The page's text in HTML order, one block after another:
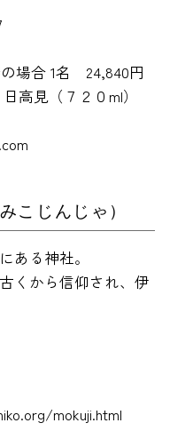
の場合 1名 24,840円
高見（７２０ml）
こじんじゃ）
ある神社。
くから信仰され、伊
mokuji.html